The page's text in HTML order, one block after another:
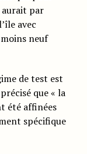
par
avec
neuf
de test est
que « la
été affinées
spécifique